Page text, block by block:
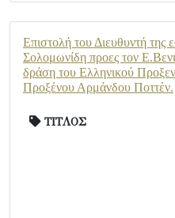
Επιστολή του Διευθυντή
Σολομωνίδη προες τον
δράση του Ελληνικού
Προξένου Αρμάνδου Ποττέν.
ΤΙΤΛΟΣ